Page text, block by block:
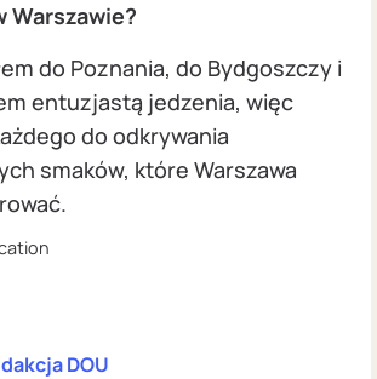
Warszawie?
do Poznania, do Bydgoszczy i
entuzjastą jedzenia, więc
do odkrywania
smaków, które Warszawa
DOU